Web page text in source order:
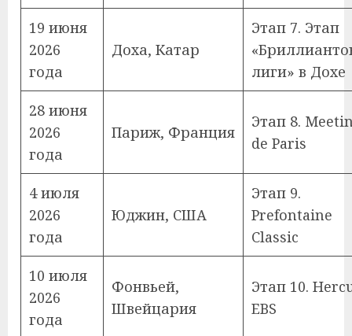
19 июня
2026
года
Доха, Катар
Этап 7. Этап
лиги» в Дохе
28 июня
2026
года
Париж, Франция
Этап 8.
de Paris
4 июля
2026
года
Юджин, США
Этап 9.
Prefontaine
Classic
10 июля
2026
года
Фонвьей,
Швейцария
Этап 10.
EBS